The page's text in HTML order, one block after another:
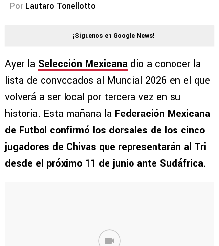
Por Lautaro Tonellotto
¡Síguenos en Google News!
Ayer la Selección Mexicana dio a conocer la
lista de convocados al Mundial 2026 en el que
volverá a ser local por tercera vez en su
historia. Esta mañana la Federación Mexicana
de Futbol confirmó los dorsales de los cinco
jugadores de Chivas que representarán al Tri
desde el próximo 11 de junio ante Sudáfrica.